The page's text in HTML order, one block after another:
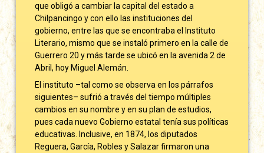
que obligó a cambiar la capital del estado a
Chilpancingo y con ello las instituciones del
gobierno, entre las que se encontraba el Instituto
Literario, mismo que se instaló primero en la calle de
Guerrero 20 y más tarde se ubicó en la avenida 2 de
Abril, hoy Miguel Alemán.
El instituto –tal como se observa en los párrafos
siguientes– sufrió a través del tiempo múltiples
cambios en su nombre y en su plan de estudios,
pues cada nuevo Gobierno estatal tenía sus políticas
educativas. Inclusive, en 1874, los diputados
Reguera, García, Robles y Salazar firmaron una